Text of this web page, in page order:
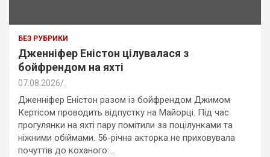
БЕЗ РУБРИКИ
Дженніфер Еністон цілувалася з
бойфрендом на яхті
07.08.2026
Дженніфер Еністон разом із бойфрендом Джимом
Кертісом проводить відпустку на Майорці. Під час
прогулянки на яхті пару помітили за поцілунками та
ніжними обіймами. 56-річна акторка не приховувала
почуттів до коханого:…